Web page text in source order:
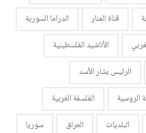
قناة المنار
الدراما السورية
الأناشيد الفلسطينية
الرئيس بشار الأسد
الروسية
الفلسفة الغربية
البلديات العراق
سوريا